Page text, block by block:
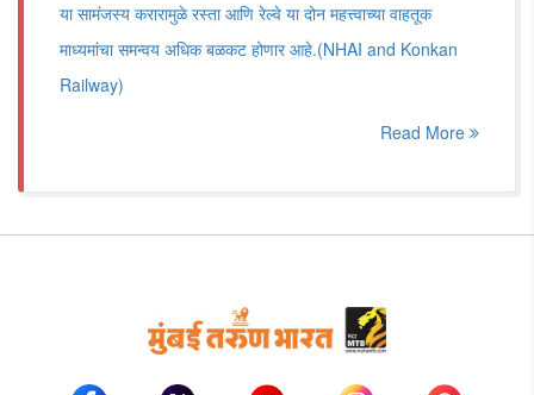
या सामंजस्य करारामुळे रस्ता आणि रेल्वे या दोन महत्त्वाच्या वाहतूक
माध्यमांचा समन्वय अधिक बळकट होणार आहे.(NHAI and Konkan
Railway)
Read More